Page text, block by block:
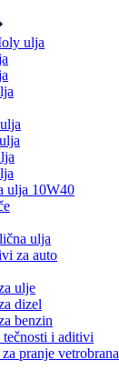
ulja
ulja 10W40
ulja
za auto
ulje
dizel
benzin
i aditivi
pranje vetrobrana